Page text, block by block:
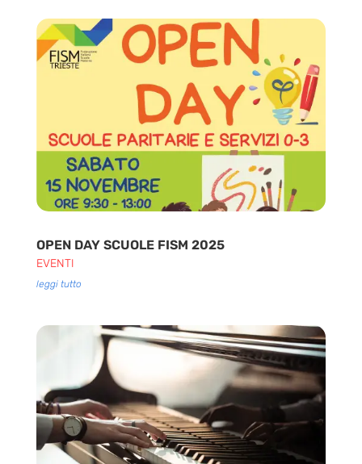
OPEN DAY SCUOLE FISM 2025
EVENTI
leggi tutto